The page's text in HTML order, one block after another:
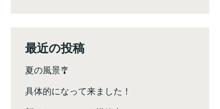
ン最近の投稿
夏の風景🎐
具体的になって来ました！